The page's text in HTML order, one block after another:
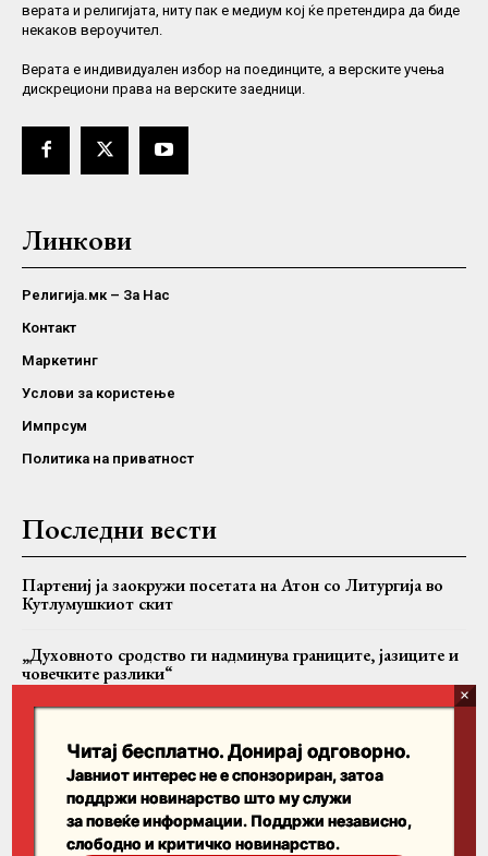
верата и религијата, ниту пак е медиум кој ќе претендира да биде
некаков вероучител.
Верaта е индивидуален избор на поединците, а верските учења
дискрециони права на верските заедници.
Линкови
Религија.мк – За Нас
Контакт
Маркетинг
Услови за користење
Импрсум
Политика на приватност
Последни вести
Партениј ја заокружи посетата на Атон со Литургија во
Кутлумушкиот скит
„Духовното сродство ги надминува границите, јазиците и
човечките разлики“
Петка, во храмот пристигна и чудотворна икона од Сибир
Пребарајте
Читај бесплатно. Донирај одговорно.
Јавниот интерес не е спонзориран, затоа
поддржи новинарство што му служи
за повеќе информации. Поддржи независно,
слободно и критичко новинарство.